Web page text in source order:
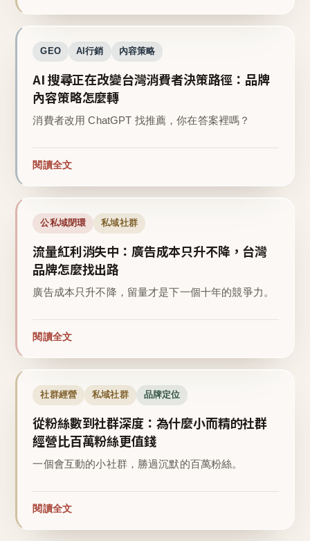
GEO AI行銷 內容策略
AI 搜尋正在改變台灣消費者決策路徑：品牌
內容策略怎麼轉
消費者改用 ChatGPT 找推薦，你在答案裡嗎？
閱讀全文
公私域閉環 私域社群
流量紅利消失中：廣告成本只升不降，台灣
品牌怎麼找出路
廣告成本只升不降，留量才是下一個十年的競爭力。
閱讀全文
社群經營 私域社群 品牌定位
從粉絲數到社群深度：為什麼小而精的社群
經營比百萬粉絲更值錢
一個會互動的小社群，勝過沉默的百萬粉絲。
閱讀全文